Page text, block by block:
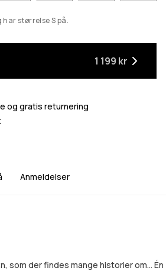
har størrelse S på.
1 199 kr
og gratis returnering
Anmeldelser
som der findes mange historier om... Én